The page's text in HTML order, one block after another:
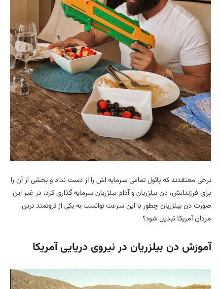
برخی معتقدند که پائول تمامی سرمایه اش را از دست نداد و بخشی از آن را
برای فرزندانش، دن بیلزریان و آدام بیلزریان سرمایه گذاری کرد، در غیر این
صورت دن بیلزریان چطور با این سرعت توانست به یکی از ثروتمند ترین
مردان آمریکا تبدیل شود؟
آموزش دن بیلزریان در نیروی دریایی آمریکا